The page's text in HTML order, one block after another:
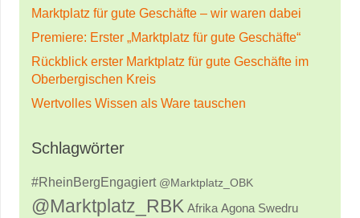
Marktplatz für gute Geschäfte – wir waren dabei
Premiere: Erster „Marktplatz für gute Geschäfte“
Rückblick erster Marktplatz für gute Geschäfte im
Oberbergischen Kreis
Wertvolles Wissen als Ware tauschen
Schlagwörter
#RheinBergEngagiert @Marktplatz_OBK
@Marktplatz_RBK Afrika Agona Swedru